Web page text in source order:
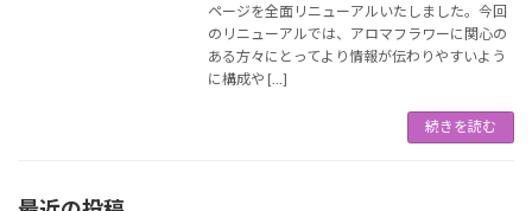
ページを全面リニューアルいたしました。今回
のリニューアルでは、アロマフラワーに関心の
ある方々にとってより情報が伝わりやすいよう
に構成や […]
続きを読む